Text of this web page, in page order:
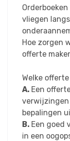
vliegen
Hoe zorgen
offerte
Welke
A. Een
verwijzingen
bepalingen
B. Een goed
in een